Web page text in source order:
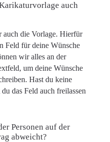
auch
auch die Vorlage. Hierfür
Feld für deine Wünsche
wir alles an der
um deine Wünsche
Hast du keine
das Feld auch freilassen
Personen auf der
abweicht?